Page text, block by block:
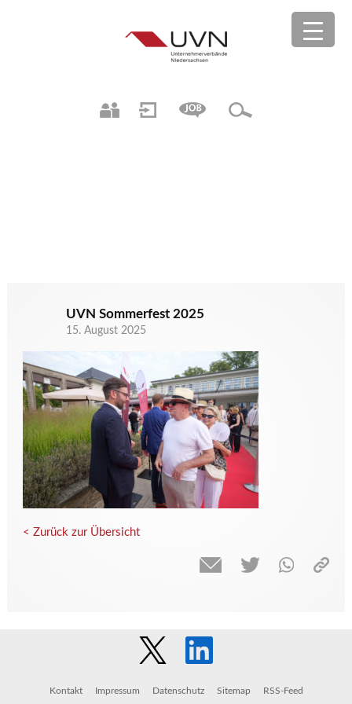
UVN Sommerfest 2025
15. August 2025
< Zurück zur Übersicht
Kontakt Impressum Datenschutz Sitemap RSS-Feed